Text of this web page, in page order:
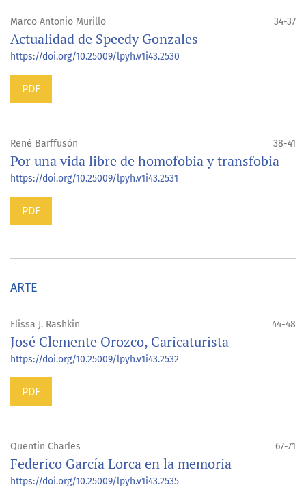
Marco Antonio Murillo 34-37
Actualidad de Speedy Gonzales
https://doi.org/10.25009/lpyh.v1i43.2530
PDF
René Barffusón 38-41
Por una vida libre de homofobia y transfobia
https://doi.org/10.25009/lpyh.v1i43.2531
PDF
ARTE
Elissa J. Rashkin 44-48
José Clemente Orozco, Caricaturista
https://doi.org/10.25009/lpyh.v1i43.2532
PDF
Quentin Charles 67-71
Federico García Lorca en la memoria
https://doi.org/10.25009/lpyh.v1i43.2535